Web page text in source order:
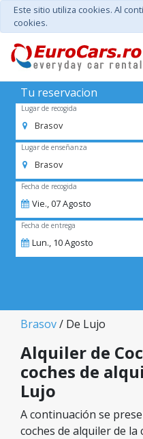
Este sitio utiliza cookies. Al
cookies.
Tu reservacion
Lugar de recogida
Brasov
Lugar de enseñanza
Brasov
Fecha de recogida
Vie.,07Agosto
Fecha de entrega
Lun., 10Agosto
Brasov/ De Lujo
Alquiler de
coches de
Lujo
A continuación se
coches de alquiler de